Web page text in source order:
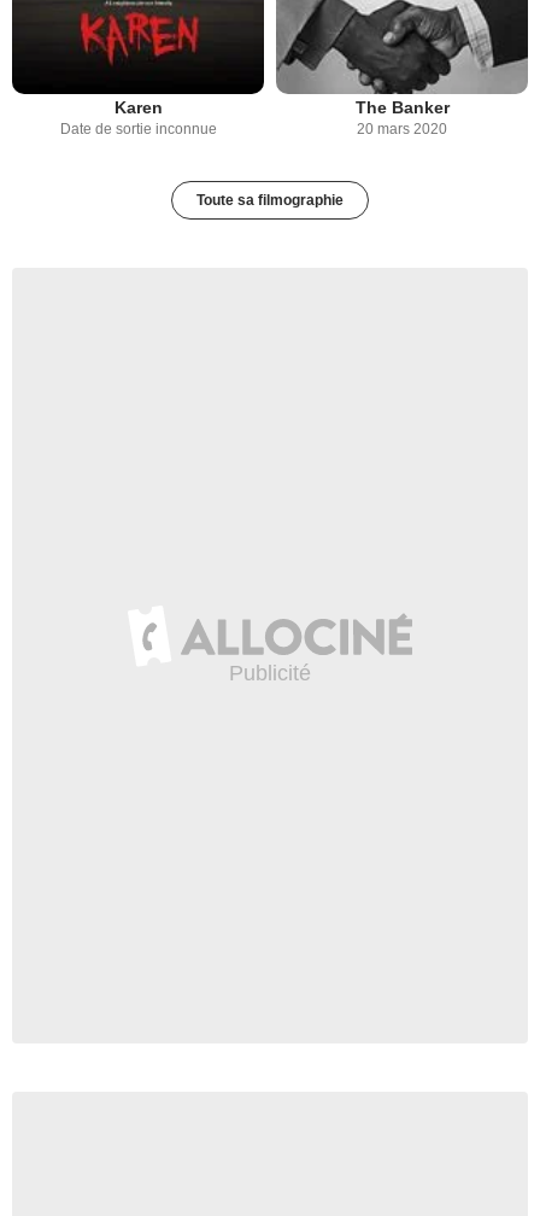
Karen
Date de sortie inconnue
The Banker
20 mars 2020
Toute sa filmographie